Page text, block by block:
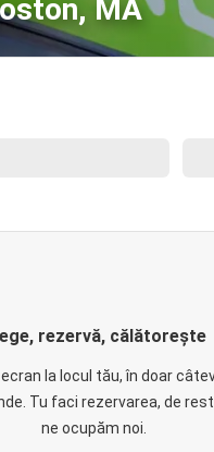
MA
rezervă, călătorește
ecran la locul tău, în doar
Tu faci rezervarea, de
ne ocupăm noi.